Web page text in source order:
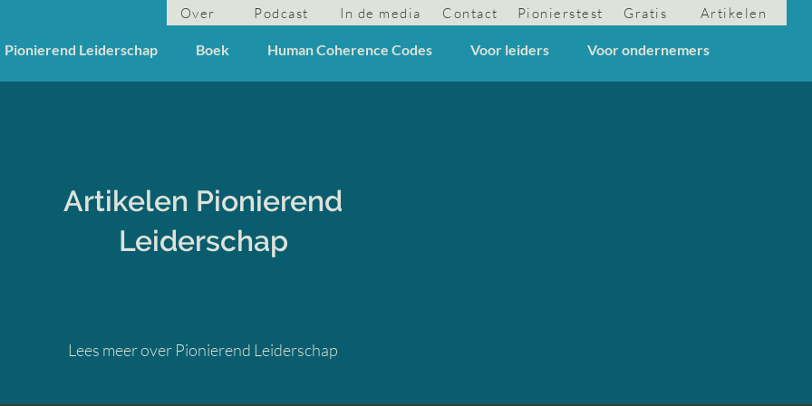
Over Podcast In de media Contact Pionierstest Gratis Artikelen
Pionierend Leiderschap Boek Human Coherence Codes Voor leiders Voor ondernemers
Artikelen Pionierend
Leiderschap
Lees meer over Pionierend Leiderschap